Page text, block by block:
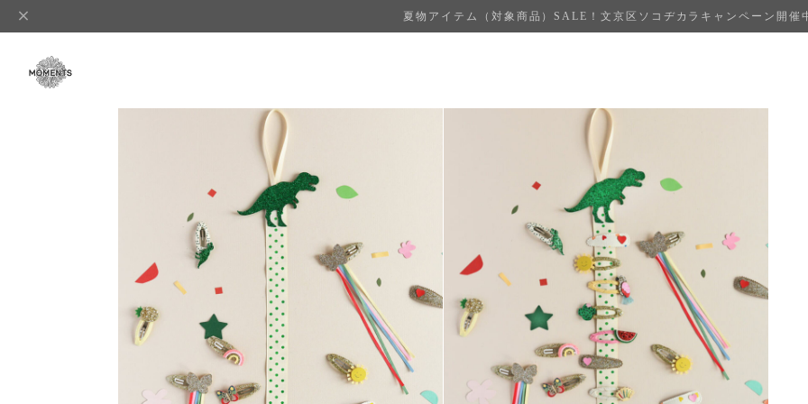
夏物アイテム（対象商品）SALE！文京区ソコヂカラキャンペーン開催